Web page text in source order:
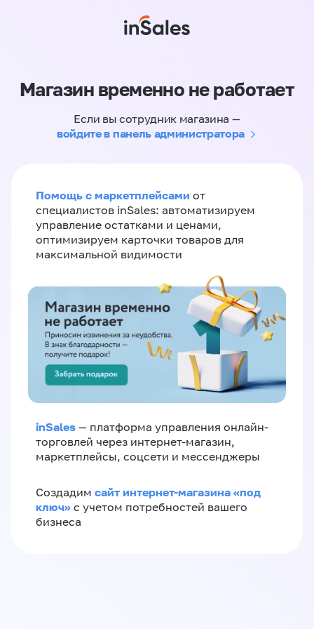
Магазин временно не работает
Если вы сотрудник магазина —
войдите в панель администратора
Помощь с маркетплейсами от
специалистов inSales: автоматизируем
управление остатками и ценами,
оптимизируем карточки товаров для
максимальной видимости
inSales — платформа управления онлайн-
торговлей через интернет-магазин,
маркетплейсы, соцсети и мессенджеры
Создадим сайт интернет-магазина «под
ключ» с учетом потребностей вашего
бизнеса